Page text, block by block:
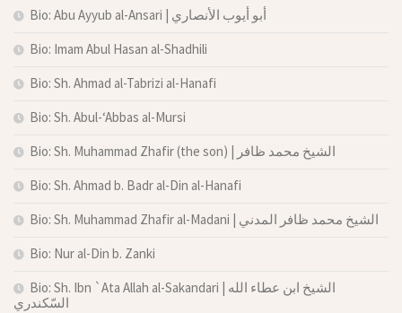
Bio: Abu Ayyub al-Ansari | أبو أيوب الأنصاري
Bio: Imam Abul Hasan al-Shadhili
Bio: Sh. Ahmad al-Tabrizi al-Hanafi
Bio: Sh. Abul-‘Abbas al-Mursi
Bio: Sh. Muhammad Zhafir (the son) | الشيخ محمد ظافر
Bio: Sh. Ahmad b. Badr al-Din al-Hanafi
Bio: Sh. Muhammad Zhafir al-Madani | الشيخ محمد ظافر المدني
Bio: Nur al-Din b. Zanki
Bio: Sh. Ibn `Ata Allah al-Sakandari | الشيخ ابن عطاء الله
السّكندري